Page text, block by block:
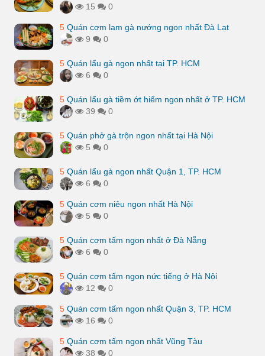
15
0
5 Quán cơm lam gà nướng ngon nhất Đà Lạt
9
0
5 Quán lẩu gà ngon nhất tại TP. HCM
6
0
5 Quán lẩu gà tiềm ớt hiểm ngon nhất ở TP. HCM
39
0
5 Quán phở gà trộn ngon nhất tại Hà Nội
5
0
5 Quán lẩu gà ngon nhất Quận 1, TP. HCM
6
0
5 Quán cơm niêu ngon nhất Hà Nội
5
0
5 Quán cơm tấm ngon nhất ở Đà Nẵng
6
0
5 Quán cơm tấm ngon nức tiếng ở Hà Nội
12
0
5 Quán cơm tấm ngon nhất Quận 3, TP. HCM
16
0
5 Quán cơm tấm ngon nhất Vũng Tàu
38
0